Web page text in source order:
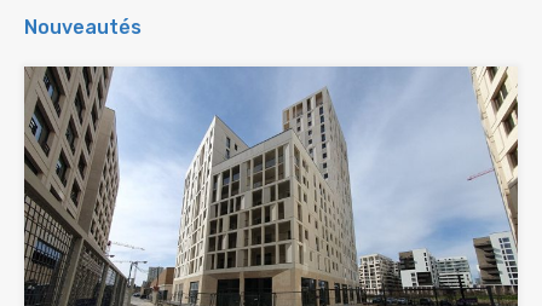
Nouveautés